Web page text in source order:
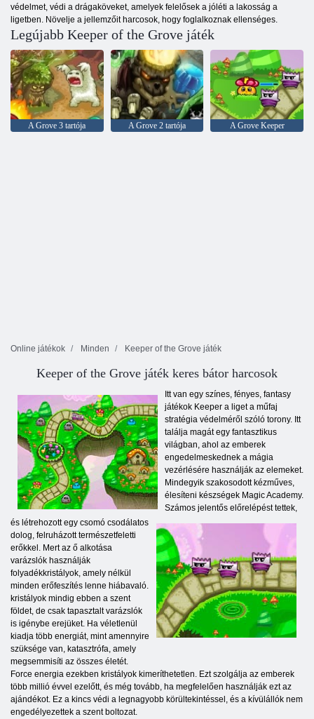
védelmet, védi a drágaköveket, amelyek felelősek a jóléti a lakosság a
ligetben. Növelje a jellemzőit harcosok, hogy foglalkoznak ellenséges.
Legújabb Keeper of the Grove játék
A Grove 3 tartója A Grove 2 tartója A Grove Keeper
Online játékok Minden Keeper of the Grove játék
Keeper of the Grove játék keres bátor harcosok
Itt van egy színes, fényes, fantasy
játékok Keeper a liget a műfaj
stratégia védelméről szóló torony. Itt
találja magát egy fantasztikus
világban, ahol az emberek
engedelmeskednek a mágia
vezérlésére használják az elemeket.
Mindegyik szakosodott kézműves,
élesíteni készségek Magic Academy.
Számos jelentős előrelépést tettek,
és létrehozott egy csomó csodálatos
dolog, felruházott természetfeletti
erőkkel. Mert az ő alkotása
varázslók használják
folyadékkristályok, amely nélkül
minden erőfeszítés lenne hiábavaló.
kristályok mindig ebben a szent
földet, de csak tapasztalt varázslók
is igénybe erejüket. Ha véletlenül
kiadja több energiát, mint amennyire
szüksége van, katasztrófa, amely
megsemmisíti az összes életét.
Force energia ezekben kristályok kimeríthetetlen. Ezt szolgálja az emberek
több millió évvel ezelőtt, és még tovább, ha megfelelően használják ezt az
ajándékot. Ez a kincs védi a legnagyobb körültekintéssel, és a kívülállók nem
engedélyezettek a szent boltozat.